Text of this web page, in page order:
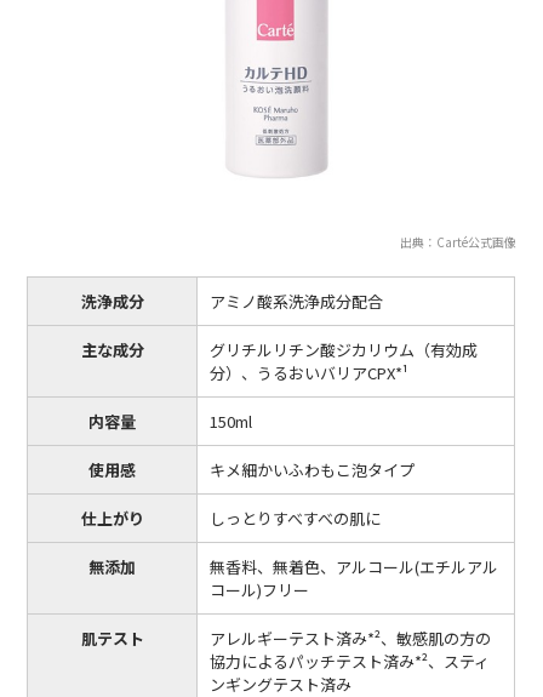
出典：Carté公式画像
洗浄成分 アミノ酸系洗浄成分配合
主な成分
グリチルリチン酸ジカリウム（有効成
分）、うるおいバリアCPX*¹
内容量 150ml
使用感 キメ細かいふわもこ泡タイプ
仕上がり しっとりすべすべの肌に
無添加
無香料、無着色、アルコール(エチルアル
コール)フリー
肌テスト
アレルギーテスト済み*²、敏感肌の方の
協力によるパッチテスト済み*²、スティ
ンギングテスト済み